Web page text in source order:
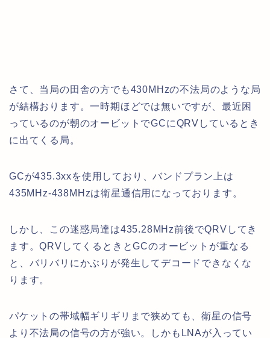
さて、当局の田舎の方でも430MHzの不法局のような局
が結構おります。一時期ほどでは無いですが、最近困
っているのが朝のオービットでGCにQRVしているとき
に出てくる局。
GCが435.3xxを使用しており、バンドプラン上は
435MHz-438MHzは衛星通信用になっております。
しかし、この迷惑局達は435.28MHz前後でQRVしてき
ます。QRVしてくるときとGCのオービットが重なる
と、バリバリにかぶりが発生してデコードできなくな
ります。
パケットの帯域幅ギリギリまで狭めても、衛星の信号
より不法局の信号の方が強い。しかもLNAが入ってい